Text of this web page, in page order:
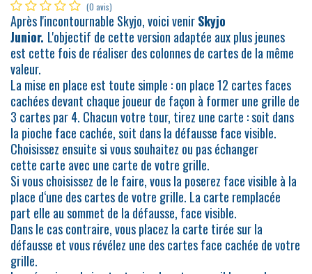
(0 avis)
Après l'incontournable Skyjo, voici venirSkyjo
Junior. L'objectif de cette version adaptée aux plus jeunes
est cette fois de réaliser des colonnes de cartes de la même
valeur.
La mise en place est toute simple : on place 12 cartes faces
cachées devant chaque joueur de façon à former une grille de
3 cartes par 4. Chacun votre tour, tirez une carte : soit dans
la pioche face cachée, soit dans la défausse face visible.
Choisissez ensuite si vous souhaitez ou pas échanger
cette carte avec une carte de votre grille.
Si vous choisissez de le faire, vous la poserez face visible à la
place d‘une des cartes de votre grille. La carte remplacée
part elle au sommet de la défausse, face visible.
Dans le cas contraire, vous placez la carte tirée sur la
défausse et vous révélez une des cartes face cachée de votre
grille.